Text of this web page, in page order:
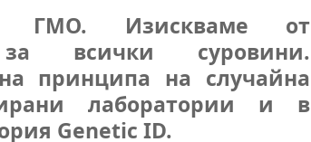
ГМО. Изискваме от
за всички суровини.
принципа на случайна
лаборатории и в
Genetic ID.